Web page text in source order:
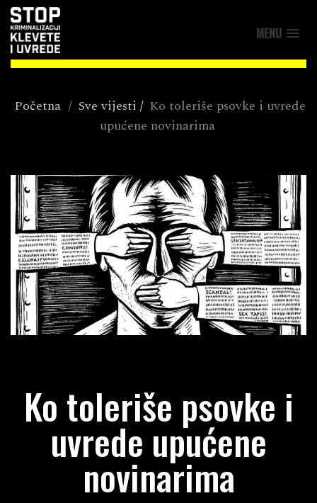
MENU
Početna / Sve vijesti / Ko toleriše psovke i uvrede
upućene novinarima
Ko toleriše psovke i
uvrede upućene
novinarima